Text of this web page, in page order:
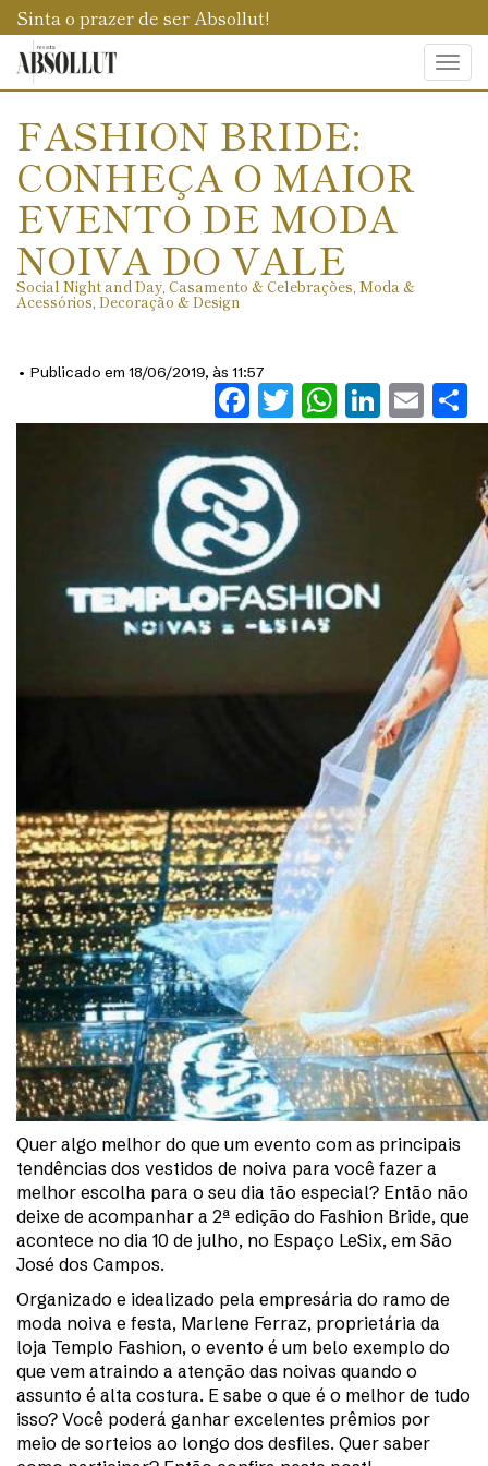
Sinta o prazer de ser Absollut!
FASHION BRIDE:
CONHEÇA O MAIOR
EVENTO DE MODA
NOIVA DO VALE
Social Night and Day, Casamento & Celebrações, Moda &
Acessórios, Decoração & Design
• Publicado em 18/06/2019, às 11:57
Facebook
Twitter
Quer algo melhor do que um evento com as principais
tendências dos vestidos de noiva para você fazer a
melhor escolha para o seu dia tão especial? Então não
deixe de acompanhar a 2ª edição do Fashion Bride, que
acontece no dia 10 de julho, no Espaço LeSix, em São
José dos Campos.
Organizado e idealizado pela empresária do ramo de
moda noiva e festa, Marlene Ferraz, proprietária da
loja Templo Fashion, o evento é um belo exemplo do
que vem atraindo a atenção das noivas quando o
assunto é alta costura. E sabe o que é o melhor de tudo
isso? Você poderá ganhar excelentes prêmios por
meio de sorteios ao longo dos desfiles. Quer saber